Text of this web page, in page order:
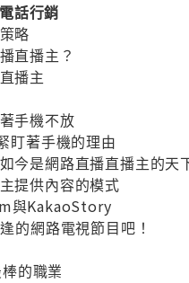
話行銷
略
直播主？
播主
手機不放
盯著手機的理由
今是網路直播直播主的天
提供內容的模式
與KakaoStory
的網路電視節目吧！
的職業